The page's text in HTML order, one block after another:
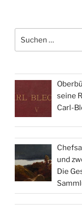
nach:
seine
Carl-
und
Die